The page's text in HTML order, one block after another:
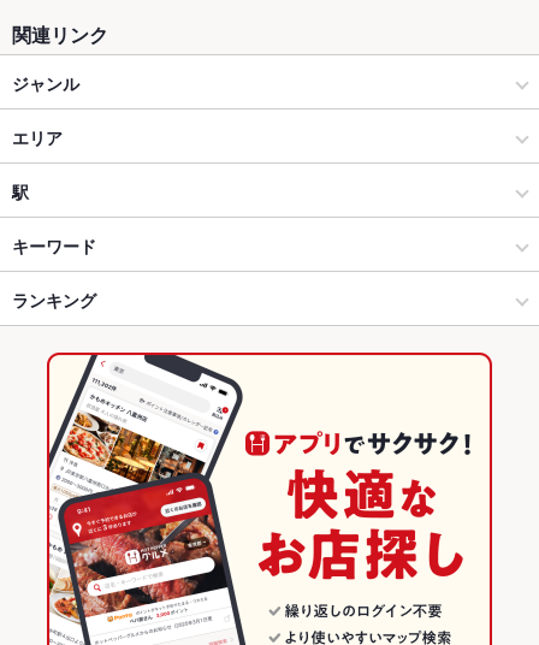
関連リンク
ジャンル
居酒屋
和風
高槻 × 居酒屋
高槻 × 和風
高槻市駅 × 居酒屋
高槻市駅 × 和風
エリア
高槻駅
高槻駅 × 居酒屋
高槻駅 × 和風
大阪 × 居酒屋
大阪 × 和風
駅
茨木市駅
高槻駅
高槻市駅
キーワード
フライドポテト
ランキング
大阪のグルメランキング
大阪の居酒屋ランキング
高槻のグルメランキング
高槻の居酒屋ランキング
高槻駅のグルメランキング
高槻駅の居酒屋ランキング